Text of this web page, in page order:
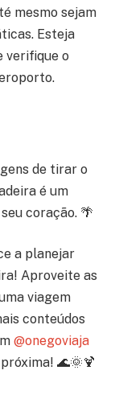
mesmo sejam
Esteja
verifique o
de tirar o
é um
coração. 🌴
a planejar
Aproveite as
viagem
conteúdos
@onegoviaja
🌊🌞🍹